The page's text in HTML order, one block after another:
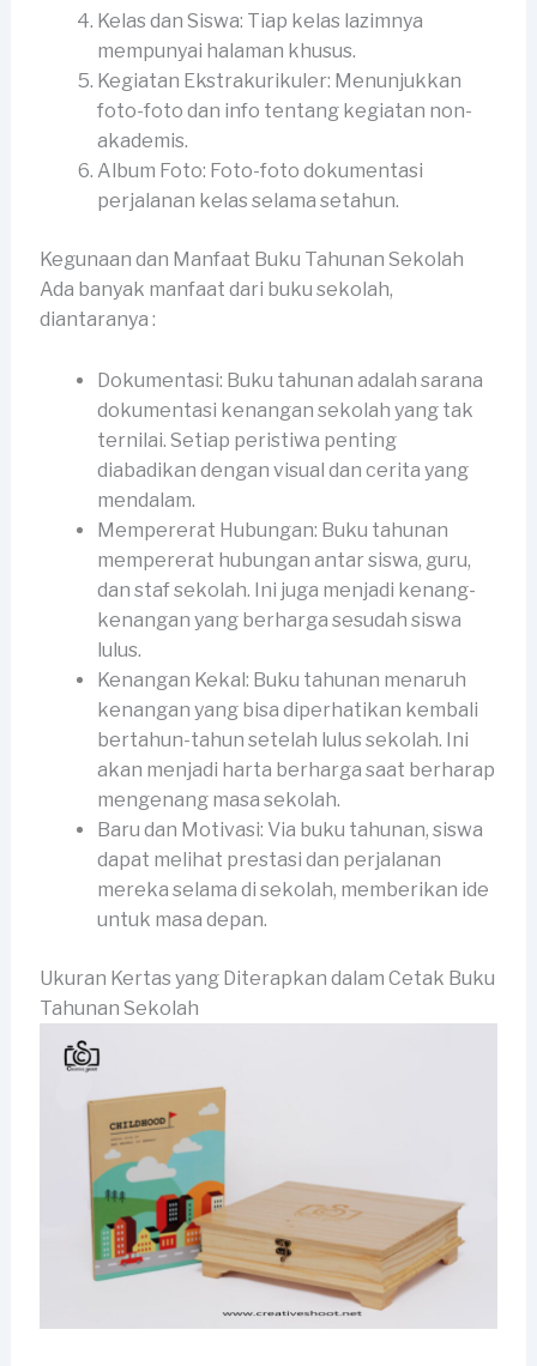
Kelas dan Siswa: Tiap kelas lazimnya
mempunyai halaman khusus.
Kegiatan Ekstrakurikuler: Menunjukkan
foto-foto dan info tentang kegiatan non-
akademis.
Album Foto: Foto-foto dokumentasi
perjalanan kelas selama setahun.
Kegunaan dan Manfaat Buku Tahunan Sekolah
Ada banyak manfaat dari buku sekolah,
diantaranya :
Dokumentasi: Buku tahunan adalah sarana
dokumentasi kenangan sekolah yang tak
ternilai. Setiap peristiwa penting
diabadikan dengan visual dan cerita yang
mendalam.
Mempererat Hubungan: Buku tahunan
mempererat hubungan antar siswa, guru,
dan staf sekolah. Ini juga menjadi kenang-
kenangan yang berharga sesudah siswa
lulus.
Kenangan Kekal: Buku tahunan menaruh
kenangan yang bisa diperhatikan kembali
bertahun-tahun setelah lulus sekolah. Ini
akan menjadi harta berharga saat berharap
mengenang masa sekolah.
Baru dan Motivasi: Via buku tahunan, siswa
dapat melihat prestasi dan perjalanan
mereka selama di sekolah, memberikan ide
untuk masa depan.
Ukuran Kertas yang Diterapkan dalam Cetak Buku
Tahunan Sekolah